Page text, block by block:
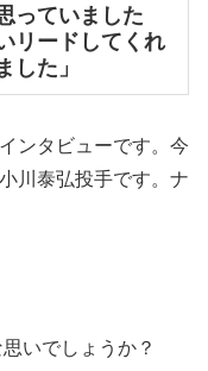
っていました
リードしてくれ
した」
ンタビューです。今
川泰弘投手です。ナ
いでしょうか？